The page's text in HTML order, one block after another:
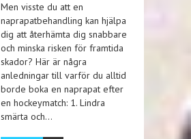
Men visste du att en
naprapatbehandling kan hjälpa
dig att återhämta dig snabbare
och minska risken för framtida
skador? Här är några
anledningar till varför du alltid
borde boka en naprapat efter
en hockeymatch: 1. Lindra
smärta och…